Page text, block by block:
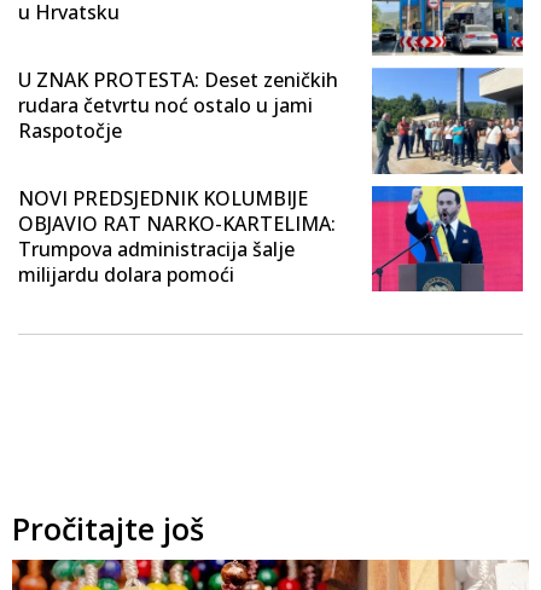
u Hrvatsku
U ZNAK PROTESTA: Deset zeničkih
rudara četvrtu noć ostalo u jami
Raspotočje
NOVI PREDSJEDNIK KOLUMBIJE
OBJAVIO RAT NARKO-KARTELIMA:
Trumpova administracija šalje
milijardu dolara pomoći
Pročitajte još